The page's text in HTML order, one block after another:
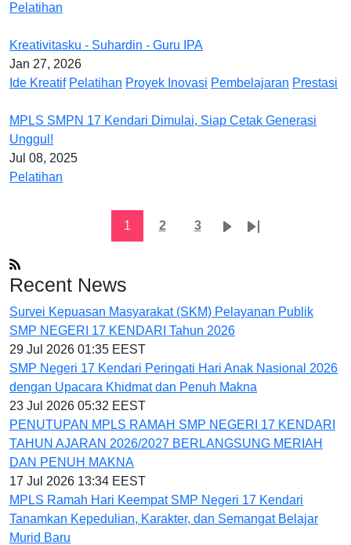
Pelatihan
Kreativitasku - Suhardin - Guru IPA
Jan 27, 2026
Ide Kreatif Pelatihan Proyek Inovasi Pembelajaran Prestasi
MPLS SMPN 17 Kendari Dimulai, Siap Cetak Generasi
Unggul!
Jul 08, 2025
Pelatihan
Current page
1 Page
2 Page
3 Next page
Last page
Recent News
Survei Kepuasan Masyarakat (SKM) Pelayanan Publik
SMP NEGERI 17 KENDARI Tahun 2026
29 Jul 2026 01:35 EEST
SMP Negeri 17 Kendari Peringati Hari Anak Nasional 2026
dengan Upacara Khidmat dan Penuh Makna
23 Jul 2026 05:32 EEST
PENUTUPAN MPLS RAMAH SMP NEGERI 17 KENDARI
TAHUN AJARAN 2026/2027 BERLANGSUNG MERIAH
DAN PENUH MAKNA
17 Jul 2026 13:34 EEST
MPLS Ramah Hari Keempat SMP Negeri 17 Kendari
Tanamkan Kepedulian, Karakter, dan Semangat Belajar
Murid Baru